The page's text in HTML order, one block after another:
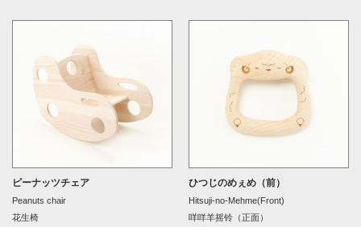
ピーナッツチェア
Peanuts chair
花生椅
ひつじのめぇめ（前）
Hitsuji-no-Mehme(Front)
咩咩羊摇铃（正面）